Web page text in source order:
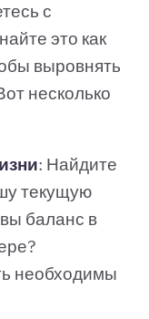
с
это как
выровнять
несколько
: Найдите
текущую
баланс в
необходимы